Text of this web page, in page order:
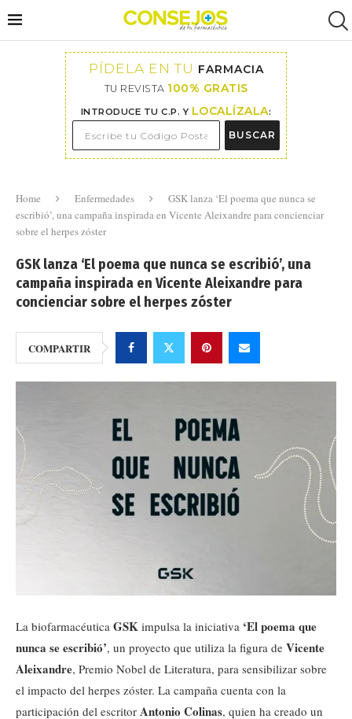
PÍDELA EN TU FARMACIA
TU REVISTA 100% GRATIS
INTRODUCE TU C.P. Y LOCALÍZALA:
BUSCAR
Home Enfermedades
GSK lanza ‘El poema que nunca se
escribió’, una campaña inspirada en Vicente Aleixandre para concienciar
sobre el herpes zóster
GSK lanza ‘El poema que nunca se escribió’, una
campaña inspirada en Vicente Aleixandre para
concienciar sobre el herpes zóster
COMPARTIR
La biofarmacéutica GSK impulsa la iniciativa ‘El poema que
nunca se escribió’, un proyecto que utiliza la figura de Vicente
Aleixandre, Premio Nobel de Literatura, para sensibilizar sobre
el impacto del herpes zóster. La campaña cuenta con la
participación del escritor Antonio Colinas, quien ha creado un